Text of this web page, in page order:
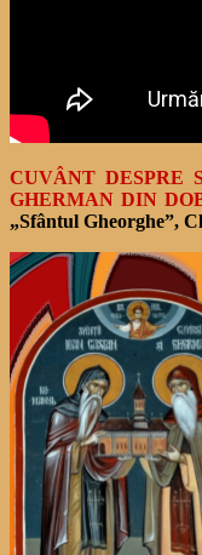
CUVÂNT DESPRE
GHERMAN DIN
„Sfântul Gheorghe”,